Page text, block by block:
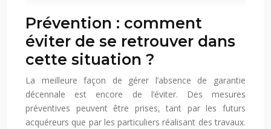
Prévention : comment
éviter de se retrouver dans
cette situation ?
La meilleure façon de gérer l’absence de garantie
décennale est encore de l’éviter. Des mesures
préventives peuvent être prises, tant par les futurs
acquéreurs que par les particuliers réalisant des travaux.